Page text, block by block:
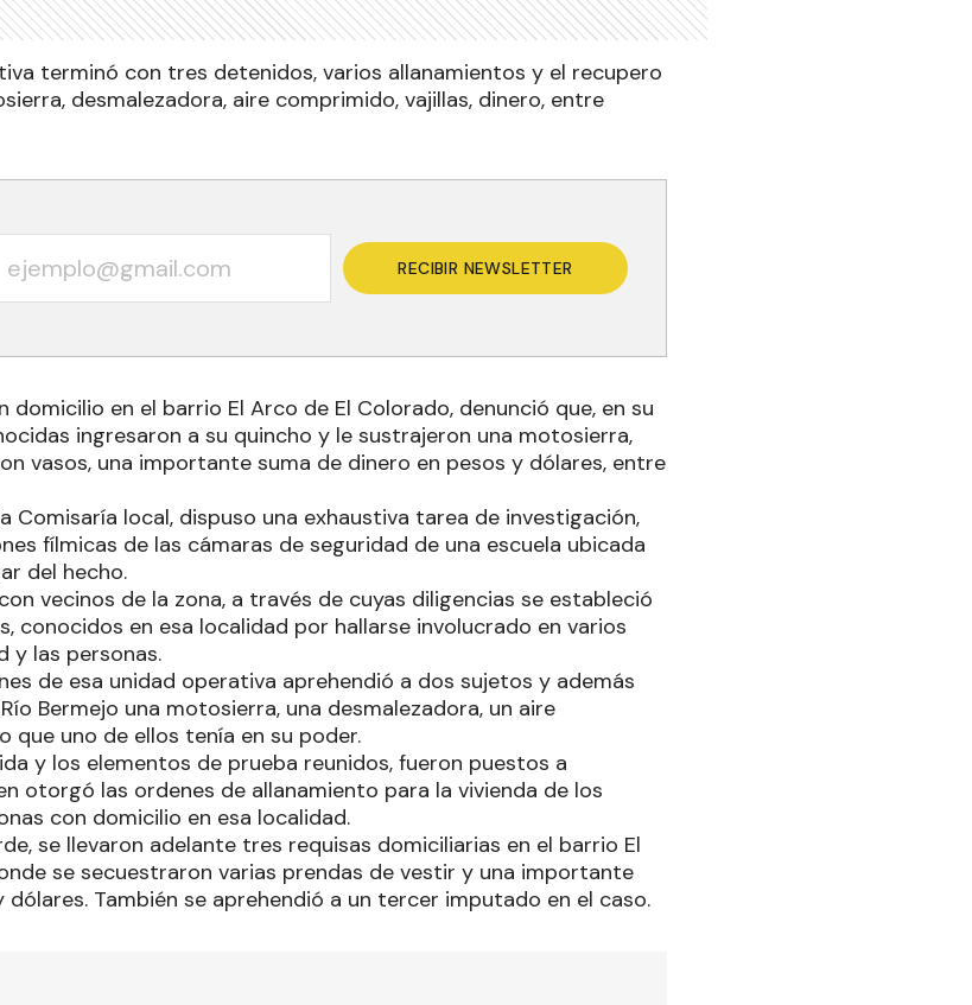
terminó con tres detenidos, varios allanamientos y el recupero
desmalezadora, aire comprimido, vajillas, dinero, entre
RECIBIR NEWSLETTER
domicilio en el barrio El Arco de El Colorado, denunció que, en su
ingresaron a su quincho y le sustrajeron una motosierra,
vasos, una importante suma de dinero en pesos y dólares, entre
Comisaría local, dispuso una exhaustiva tarea de investigación,
fílmicas de las cámaras de seguridad de una escuela ubicada
del hecho.
vecinos de la zona, a través de cuyas diligencias se estableció
conocidos en esa localidad por hallarse involucrado en varios
y las personas.
de esa unidad operativa aprehendió a dos sujetos y además
Bermejo una motosierra, una desmalezadora, un aire
que uno de ellos tenía en su poder.
y los elementos de prueba reunidos, fueron puestos a
otorgó las ordenes de allanamiento para la vivienda de los
con domicilio en esa localidad.
se llevaron adelante tres requisas domiciliarias en el barrio El
se secuestraron varias prendas de vestir y una importante
También se aprehendió a un tercer imputado en el caso.